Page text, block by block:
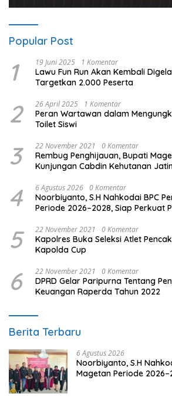
Popular Post
1 19 Juni 2025 1 Komentar
Lawu Fun Run Akan Kembali
Targetkan 2.000 Peserta
2 26 April 2025 1 Komentar
Peran Wartawan dalam
Toilet Siswi
3 22 November 2021 0 Komentar
Rembug Penghijauan, Bupati
Kunjungan Cabdin Kehutanan
4 6 Agustus 2026 0 Komentar
Noorbiyanto, S.H Nahkodai BPC
Periode 2026–2028, Siap Perkuat
5 22 November 2021 0 Komentar
Kapolres Buka Seleksi Atlet
Kapolda Cup
6 22 November 2021 0 Komentar
DPRD Gelar Paripurna Tentang
Keuangan Raperda Tahun 2022
Berita Terbaru
6 Agustus 2026
Noorbiyanto, S.H
Magetan Periode